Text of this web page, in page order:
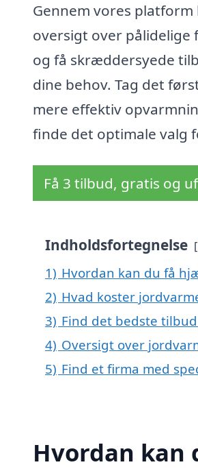
Gennem vores
oversigt over pålidelige
og få skræddersyede
dine behov. Tag det
mere effektiv
finde det optimale valg
Få 3 tilbud, gratis og
Indholdsfortegnelse
1) Hvordan kan du få
2) Hvad koster
3) Find det bedste
4) Oversigt over
5) Find et firma med
Hvordan kan